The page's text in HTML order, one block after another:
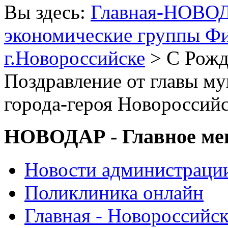
Вы здесь: Главная-
экономические группы
г.Новороссийске > С
Поздравление от главы
города-героя
НОВОДАР - Главное
Новости
Поликлиника онлайн
Главная -